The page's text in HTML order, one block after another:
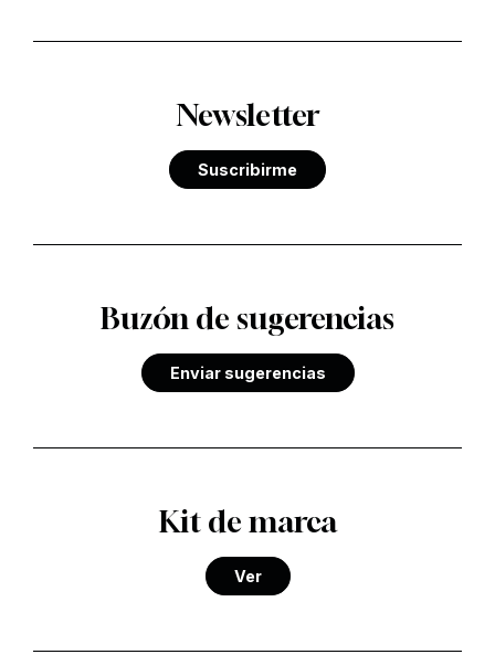
Newsletter
Suscribirme
Buzón de sugerencias
Enviar sugerencias
Kit de marca
Ver